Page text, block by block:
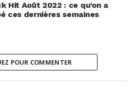
Hit Août 2022 : ce qu’on a
ces dernières semaines
POUR COMMENTER